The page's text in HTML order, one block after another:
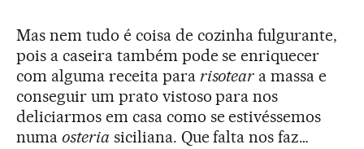
Mas nem tudo é coisa de cozinha fulgurante,
pois a caseira também pode se enriquecer
com alguma receita para risotear a massa e
conseguir um prato vistoso para nos
deliciarmos em casa como se estivéssemos
numa osteria siciliana. Que falta nos faz…